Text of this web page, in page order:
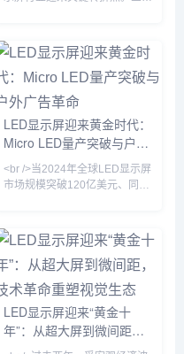
示产品，像素间距首次突破P0.3
以下，亮度达到10,000尼特以
上，相较传统OLED在户外强光
下的可视性提升近4倍。与此同
时，国内厂商利亚德与洲明科技
宣布其Micro LED巨量转移良率
已超过99.99%，使得单位成本
师指出，Micro L
LED显示屏迎来黄金时代：
Micro LED量产突破与户外
广告革命
<br />当2024年全球LED显示屏
市场规模突破120亿美元、同比
弹，而是技术代际切换带来的价
值重估。过去三年，Mini LED
背光在电视和笔记本上的渗透率
从5%飙升至38%，而Micro
LED芯片成本以每年35%的速度
下探——三星、京东方、利亚德
与友达的产线良率在近两个季度
LED显示屏迎来“黄金十
年”：从超大屏到微间距，
技术革命重塑视觉生态